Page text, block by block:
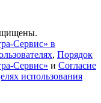
Сервис» в
, Порядок
Сервис» и Согласие
использования